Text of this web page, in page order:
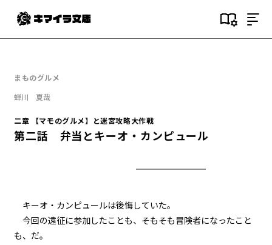
目次
一章 黒髪黒目の少女
第二話 ハンバーガー
一章 黒髪黒目の少女
第四話 塩ヤキソバ
まものグルメ
蝉川 夏哉
二章 【マモのグルメ】と迷宮攻略大作戦
第二話 弁当とキーオ・カンピュール
キーオ・カンピュールは後悔していた。
今回の遠征に参加したことも、そもそも冒険者になったこと
も、だ。